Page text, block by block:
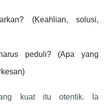
(Keahlian, solusi,
peduli? (Apa yang
kuat itu otentik. Ia